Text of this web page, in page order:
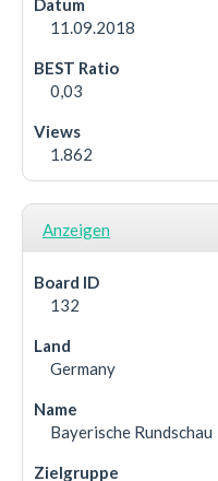
11.09.2018
0,03
1.862
Anzeigen
132
Germany
Bayerische Rundschau